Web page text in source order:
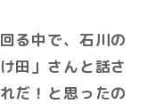
る中で、石川の
田」さんと話さ
だ！と思ったの